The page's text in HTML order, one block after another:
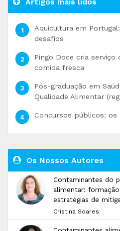
Artigos mais lidos
Aquicultura em
desafios
Pingo Doce cria serviço
comida fresca
Pós-graduação em
Qualidade Alimentar
Concursos públicos: os
Os Nossos Autores
Contaminantes do
alimentar:
estratégias de
Cristina Soares